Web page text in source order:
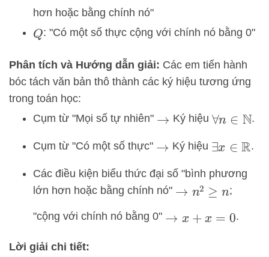
hơn hoặc bằng chính nó"
Q: "Có một số thực cộng với chính nó bằng 0"
Phân tích và Hướng dẫn giải: Các em tiến hành
bóc tách văn bản thô thành các ký hiệu tương ứng
trong toán học:
Cụm từ "Mọi số tự nhiên" → Ký hiệu ∀n ∈ N .
Cụm từ "Có một số thực" → Ký hiệu ∃x ∈ R .
Các điều kiện biểu thức đại số "bình phương
lớn hơn hoặc bằng chính nó" → n2≥n ;
"cộng với chính nó bằng 0" → x+ x=0 .
Lời giải chi tiết: